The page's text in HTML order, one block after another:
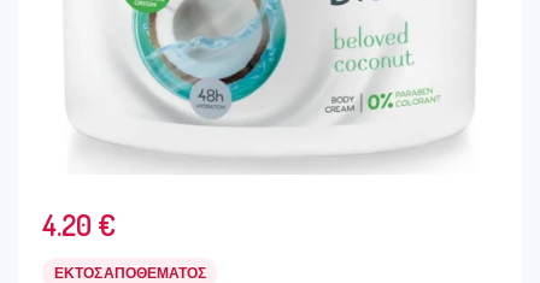
4.20 €
ΕΚΤΌΣ ΑΠΟΘΈΜΑΤΟΣ